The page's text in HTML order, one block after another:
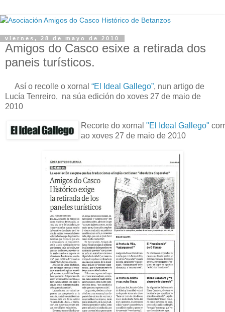
viernes, 28 de mayo de 2010
Amigos do Casco esixe a retirada dos
paneis turísticos.
Así o recolle o xornal “El Ideal Gallego”, nun artigo de
Lucía Tenreiro, na súa edición do xoves 27 de maio de
2010
Recorte do xornal "El Ideal Gallego"
ao xoves 27 de maio de 2010